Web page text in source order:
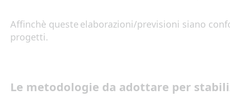
Affinchè queste elaborazioni/previsioni siano
progetti.
Le metodologie da adottare per